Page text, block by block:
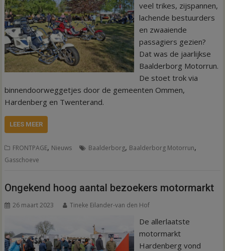
veel trikes, zijspannen,
lachende bestuurders
en zwaaiende
passagiers gezien?
Dat was de jaarlijkse
Baalderborg Motorrun.
De stoet trok via
binnendoorweggetjes door de gemeenten Ommen,
Hardenberg en Twenterand.
LEES MEER
FRONTPAGE, Nieuws Baalderborg, Baalderborg Motorrun,
Gasschoeve
Ongekend hoog aantal bezoekers motormarkt
26 maart 2023 Tineke Eilander-van den Hof
De allerlaatste
motormarkt
Hardenberg vond